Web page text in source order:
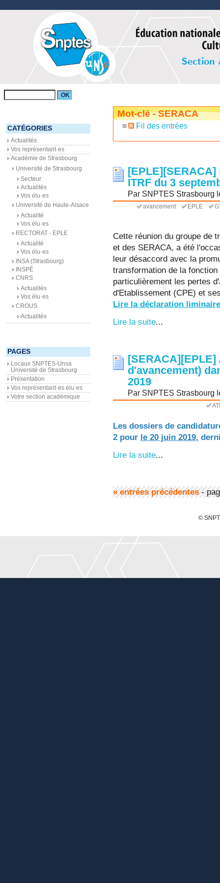
Mot-clé - SERACA
Fil des entrées
ITRF du 3
Par SNPTES Strasbourg
avancement EPLE
Cette réunion du groupe de
et des SERACA, a été
leur désaccord avec la
transformation de la
particulièrement les pertes
d'Etablissement (CPE) et
Lire la déclaration liminaire
Lire la suite...
d'avancement)
2019
Par SNPTES Strasbourg
Les dossiers de
2 pour le 20 juin 2019,
Lire la suite...
« entrées précédentes -
CATÉGORIES
Actualités
Vos représentant·es
Académie de Strasbourg
Université de Strasbourg
Secteur
Actualités
Vos élu·es
Université de Haute-Alsace
Actualité
Vos élu·es
RECTORAT - EPLE
Actualité
Vos élu·es
INSA (Strasbourg)
INSPÉ
CNRS
Actualités
Vos élu·es
CROUS
Actualités
PAGES
Locaux SNPTES-Unsa
Université de Strasbourg
Présentation
Vos représentant·es élu·es
Votre section académique
©